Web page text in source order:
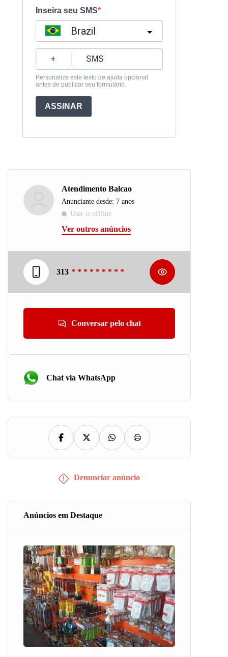
Inseira seu SMS
Brazil
Personalize este texto de ajuda opcional
antes de publicar seu formulário.
ASSINAR
Atendimento Balcao
Anunciante desde: 7 anos
User is offline
Ver outros anúncios
313 * * * * * * * * *
Conversar pelo chat
Chat via WhatsApp
Denunciar anúncio
Anúncios em Destaque